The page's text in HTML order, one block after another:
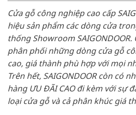
Cửa gỗ công nghiệp cao cấp
hiệu sản phẩm các dòng cửa
thống Showroom SAIGONDOOR.
phân phối những dòng cửa gỗ
cao, giá thành phù hợp với mọi
Trên hết, SAIGONDOOR còn có
hàng ƯU ĐÃI CAO đi kèm với sự
loại cửa gỗ và cả phân khúc giá